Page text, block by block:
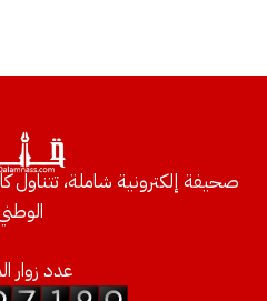
صحيفة إلكترونية شاملة، تتناول
عدد زوار